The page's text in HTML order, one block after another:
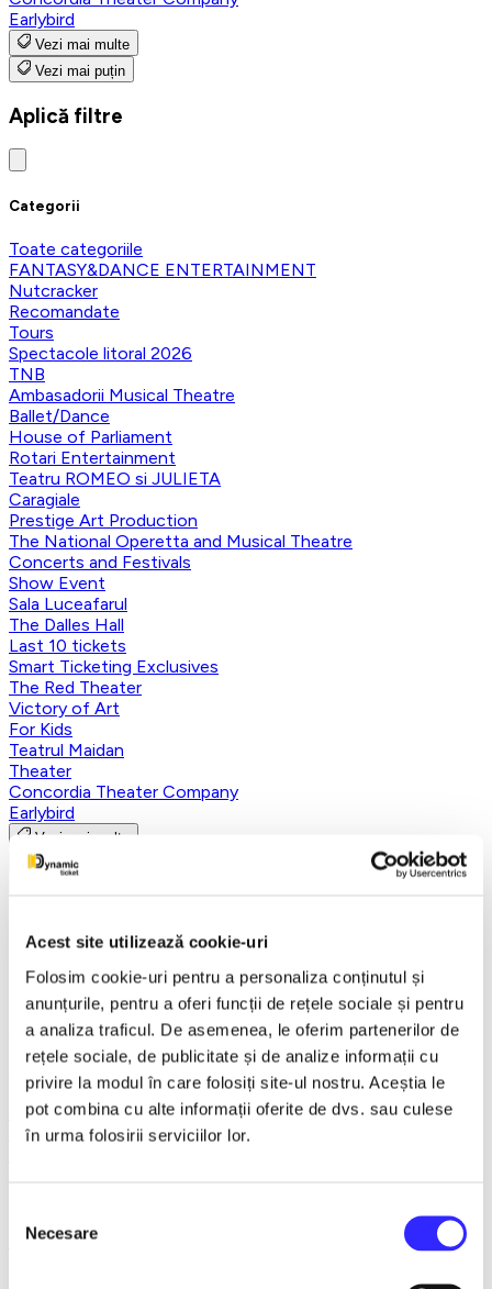
Acest site utilizează cookie-uri
Folosim cookie-uri pentru a personaliza conținutul și
anunțurile, pentru a oferi funcții de rețele sociale și pentru
a analiza traficul. De asemenea, le oferim partenerilor de
rețele sociale, de publicitate și de analize informații cu
privire la modul în care folosiți site-ul nostru. Aceștia le
pot combina cu alte informații oferite de dvs. sau culese
în urma folosirii serviciilor lor.
consimțământului
Necesare
Earlybird
Vezi mai multe
Vezi mai puțin
Aplică filtre
Categorii
Toate categoriile
FANTASY&DANCE ENTERTAINMENT
Nutcracker
Recomandate
Tours
Spectacole litoral 2026
TNB
Ambasadorii Musical Theatre
Ballet/Dance
House of Parliament
Rotari Entertainment
Teatru ROMEO si JULIETA
Caragiale
Prestige Art Production
The National Operetta and Musical Theatre
Concerts and Festivals
Show Event
Sala Luceafarul
The Dalles Hall
Last 10 tickets
Smart Ticketing Exclusives
The Red Theater
Victory of Art
For Kids
Teatrul Maidan
Theater
Concordia Theater Company
Earlybird
Vezi mai multe
Vezi mai puțin
Un gigolo de 2 lei - Ploiesti
18 December 2026
ora 19:00
Casa de Cultura a Sindicatelor , Ploiesti
Ploiesti
Teatru
PloiestiTeatru